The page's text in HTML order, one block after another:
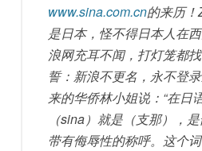
www.sina.com.cn的来历
是日本，怪不得日本人在
浪网充耳不闻，打灯笼都
誓：新浪不更名，永不登
来的华侨林小姐说：“在日
（sina）就是（支那），
带有侮辱性的称呼。这个